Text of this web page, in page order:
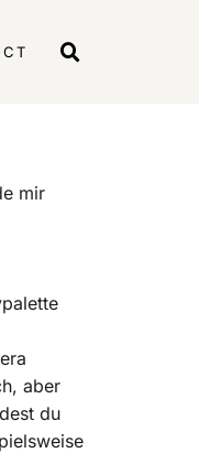
mir
aber
du